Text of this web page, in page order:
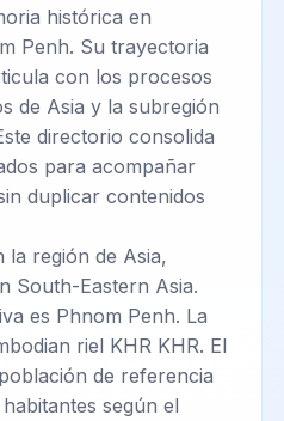
histórica en
Penh. Su trayectoria
con los procesos
de Asia y la subregión
directorio consolida
para acompañar
duplicar contenidos
la región de Asia,
South-Eastern Asia.
es Phnom Penh. La
riel KHR KHR. El
de referencia
según el